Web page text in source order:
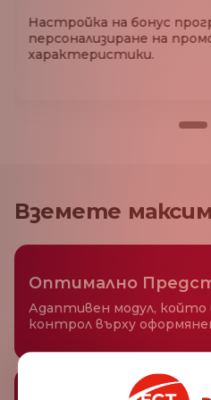
Настройка на бонус
персонализиране на
характеристики.
Вземете
Оптимално
Адаптивен модул, който
контрол върху